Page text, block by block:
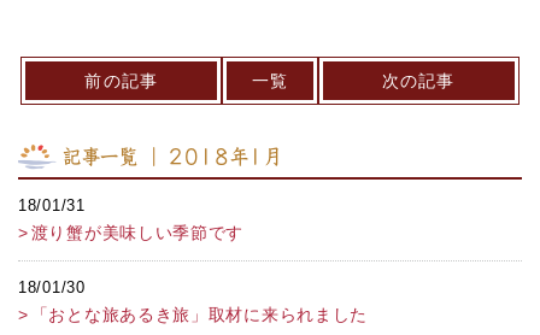
前の記事 一覧 次の記事
記事一覧 ｜ 2018年1月
18/01/31
渡り蟹が美味しい季節です
18/01/30
「おとな旅あるき旅」取材に来られました